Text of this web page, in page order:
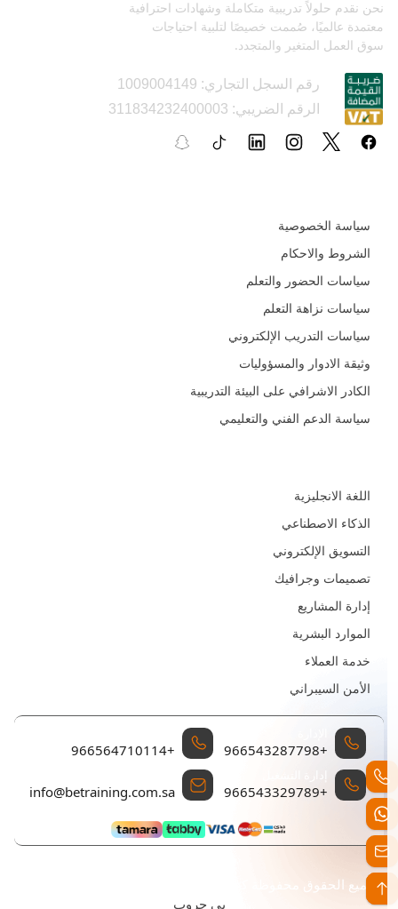
نحن نقدم حلولاً تدريبية متكاملة وشهادات احترافية
معتمدة عالميًا، صُممت خصيصًا لتلبية احتياجات
سوق العمل المتغير والمتجدد.
رقم السجل التجاري: 1009004149
الرقم الضريبي: 311834232400003
سياسة الخصوصية
الشروط والاحكام
سياسات الحضور والتعلم
سياسات نزاهة التعلم
سياسات التدريب الإلكتروني
وثيقة الادوار والمسؤوليات
الكادر الاشرافي على البيئة التدريبية
سياسة الدعم الفني والتعليمي
اللغة الانجليزية
الذكاء الاصطناعي
التسويق الإلكتروني
تصميمات وجرافيك
إدارة المشاريع
الموارد البشرية
خدمة العملاء
الأمن السيبراني
+966543287798
+966564710114
+966543329789
info@betraining.com.sa
جميع الحقوق محفوظة كن للتدريب تم التطوير والتصميم بواسطة
بي جروب